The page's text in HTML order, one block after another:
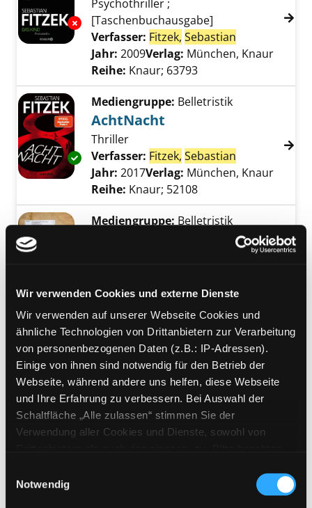
Wir verwenden Cookies und externe Dienste
Wir verwenden auf unserer Webseite Cookies und
ähnliche Technologien von Drittanbietern zur Verarbeitung
von personenbezogenen Daten (z.B.: IP-Adressen).
Einige von ihnen sind notwendig für den Betrieb der
Webseite, während andere uns helfen, diese Webseite
und Ihre Erfahrung zu verbessern. Bei Auswahl der
Schaltfläche „Alle zulassen“ stimmen Sie der
Verwendung aller Cookies und Dienste, sowohl von
Cookies von Drittanbietern, eine Verarbeitung in
unsicheren Drittländern (Länder außerhalb des EWR
Notwendig
Exemplar-Details von Das Kind anzeigen
Psychothriller ;
[Taschenbuchausgabe]
Verfasser: Fitzek, Sebastian
Jahr: 2009Verlag: München, Knaur
Reihe: Knaur; 63793
Exemplar-Details von AchtNacht anzeigen
Mediengruppe: Belletristik
AchtNacht
Thriller
Verfasser: Fitzek, Sebastian
Jahr: 2017Verlag: München, Knaur
Reihe: Knaur; 52108
Mediengruppe: Belletristik
Jahr:2016
Verlag:
München, Droemer
Mediengruppe:eBook
Das Joshua-Profil
Thriller
Verfasser:Fitzek, SebastianSuche nach
Jahr:2015
Verlag: Köln, Bastei Lübbe